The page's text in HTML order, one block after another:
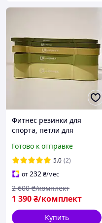
Фитнес резинки для
спорта, петли для
упражнений U-Powex
набор из 5шт(4-57кг)
Готово к отправке
5.0 (2)
от232₴/мес
1 390₴/комплект
2 600 ₴/комплект
Купить